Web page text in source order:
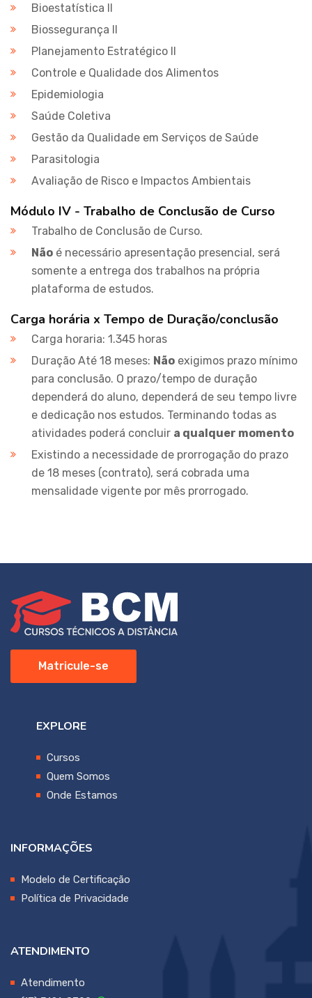
Bioestatística II
Biossegurança II
Planejamento Estratégico II
Controle e Qualidade dos Alimentos
Epidemiologia
Saúde Coletiva
Gestão da Qualidade em Serviços de Saúde
Parasitologia
Avaliação de Risco e Impactos Ambientais
Módulo IV - Trabalho de Conclusão de Curso
Trabalho de Conclusão de Curso.
Não é necessário apresentação presencial, será
somente a entrega dos trabalhos na própria
plataforma de estudos.
Carga horária x Tempo de Duração/conclusão
Carga horaria: 1.345 horas
Duração Até 18 meses: Não exigimos prazo mínimo
para conclusão. O prazo/tempo de duração
dependerá do aluno, dependerá de seu tempo livre
e dedicação nos estudos. Terminando todas as
atividades poderá concluir a qualquer momento
Existindo a necessidade de prorrogação do prazo
de 18 meses (contrato), será cobrada uma
mensalidade vigente por mês prorrogado.
Matricule-se
EXPLORE
Cursos
Quem Somos
Onde Estamos
INFORMAÇÕES
Modelo de Certificação
Política de Privacidade
ATENDIMENTO
Atendimento